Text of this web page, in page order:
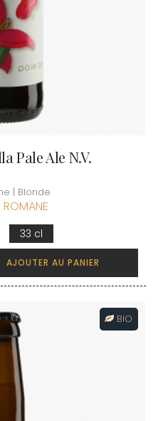
Pale Ale N.V.
| Blonde
33 cl
AJOUTER AU PANIER
BIO